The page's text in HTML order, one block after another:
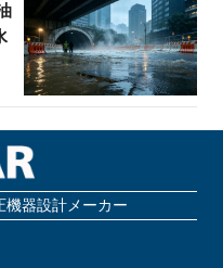
機器設計メーカー